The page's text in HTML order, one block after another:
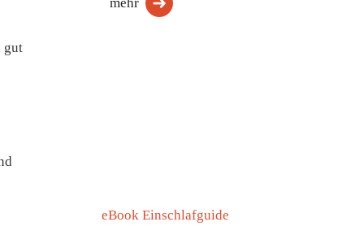
gut
eBook Einschlafguide